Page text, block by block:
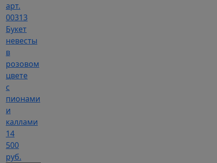
арт.
00313
Букет
невесты
в
розовом
цвете
с
пионами
и
каллами
14
500
руб.